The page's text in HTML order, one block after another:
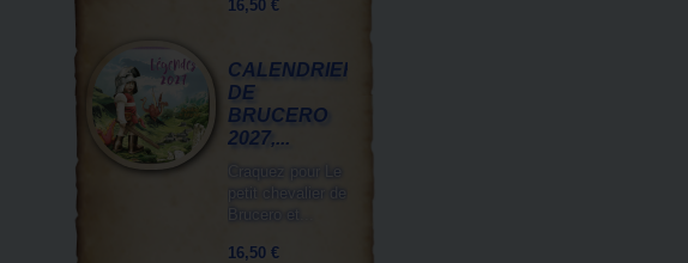
16,50 €
CALENDRIER
DE
BRUCERO
2027,...
Craquez pour Le
petit chevalier de
Brucero et...
16,50 €